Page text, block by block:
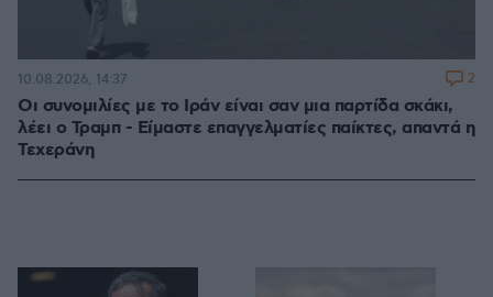
Οι συνομιλίες με το Ιράν είναι σαν μια παρτίδα σκάκι,
λέει ο Τραμπ - Είμαστε επαγγελματίες παίκτες, απαντά η
Τεχεράνη
10.08.2026, 14:37 2